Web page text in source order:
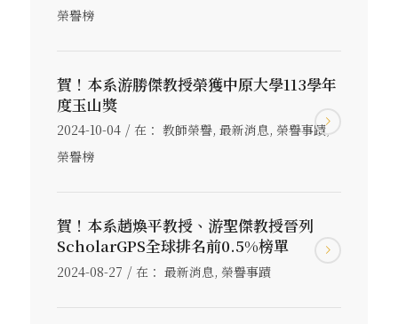
榮譽榜
賀！本系游勝傑教授榮獲中原大學113學年
度玉山獎
2024-10-04 / 在： 教師榮譽, 最新消息, 榮譽事蹟,
榮譽榜
賀！本系趙煥平教授、游聖傑教授晉列
ScholarGPS全球排名前0.5%榜單
2024-08-27 / 在： 最新消息, 榮譽事蹟